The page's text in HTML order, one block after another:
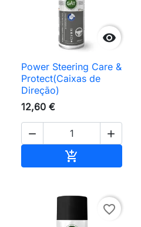

Power Steering Care &
Protect(Caixas de
Direção)
12,60 €
 

favorite_border